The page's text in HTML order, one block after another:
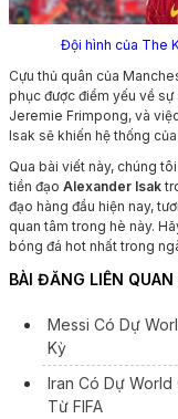
Đội hình của The
Cựu thủ quân của
phục được điểm yếu về
Jeremie Frimpong, và
Isak sẽ khiến hệ thống
Qua bài viết này, chúng
tiền đạo Alexander Isak
đạo hàng đầu hiện nay,
quan tâm trong hè này.
bóng đá hot nhất trong
BÀI ĐĂNG LIÊN QUAN
Messi Có Dự
Kỳ
Iran Có Dự
Từ FIFA